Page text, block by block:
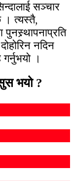
सञ्चार
। त्यस्तै,
नदिन
।
भयो ?